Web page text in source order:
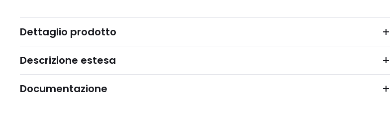
Dettaglio prodotto
Descrizione estesa
Documentazione